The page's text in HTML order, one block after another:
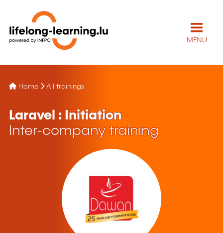
MENU
Home All trainings
Laravel : Initiation
Inter-company training